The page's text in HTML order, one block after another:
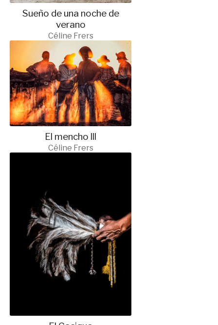
Sueño de una noche de
verano
Céline Frers
El mencho lll
Céline Frers